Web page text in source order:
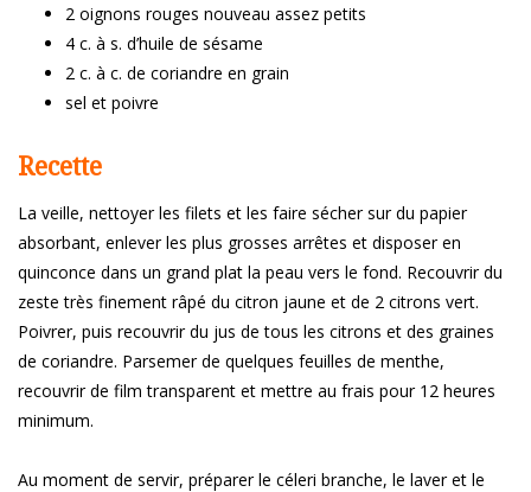
2 oignons rouges nouveau assez petits
4 c. à s. d’huile de sésame
2 c. à c. de coriandre en grain
sel et poivre
Recette
La veille, nettoyer les filets et les faire sécher sur du papier
absorbant, enlever les plus grosses arrêtes et disposer en
quinconce dans un grand plat la peau vers le fond. Recouvrir du
zeste très finement râpé du citron jaune et de 2 citrons vert.
Poivrer, puis recouvrir du jus de tous les citrons et des graines
de coriandre. Parsemer de quelques feuilles de menthe,
recouvrir de film transparent et mettre au frais pour 12 heures
minimum.
Au moment de servir, préparer le céleri branche, le laver et le